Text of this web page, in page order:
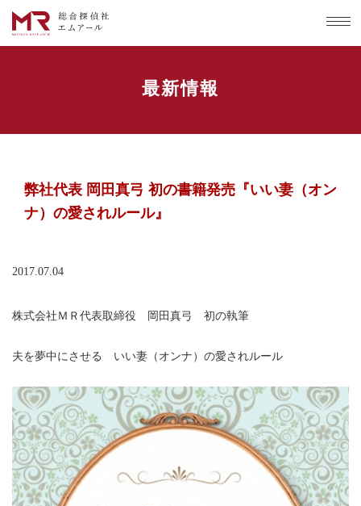
最新情報
弊社代表 岡田真弓 初の書籍発売『いい妻（オン
ナ）の愛されルール』
2017.07.04
株式会社ＭＲ代表取締役 岡田真弓 初の執筆
夫を夢中にさせる いい妻（オンナ）の愛されルール